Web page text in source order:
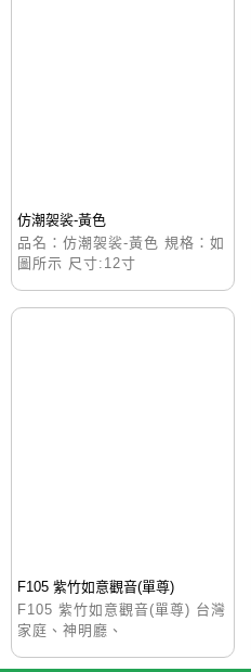
仿潮袈裟-黃色
品名：仿潮袈裟-黃色 規格：如
圖所示 尺寸:12寸
F105 紫竹如意觀音(單尊)
F105 紫竹如意觀音(單尊) 台灣
家庭、神明廳、